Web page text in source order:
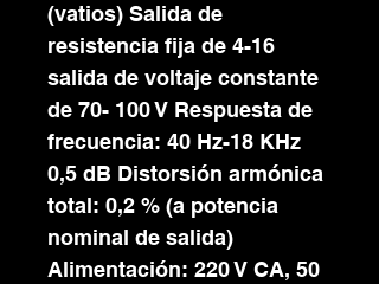
(vatios) Salida de
resistencia fija de 4-16
salida de voltaje constante
de 70- 100 V Respuesta de
frecuencia: 40 Hz-18 KHz
0,5 dB Distorsión armónica
total: 0,2 % (a potencia
nominal de salida)
Alimentación: 220 V CA, 50